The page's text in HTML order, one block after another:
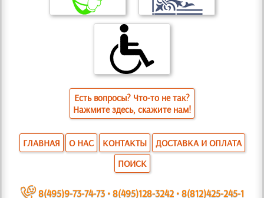
Есть вопросы? Что-то не так?
Нажмите здесь, скажите нам!
ГЛАВНАЯ О НАС КОНТАКТЫ
ДОСТАВКА И ОПЛАТА
ПОИСК
~ 8(495)9-73-74-73•8(495)128-3242•8(812)425-245-1